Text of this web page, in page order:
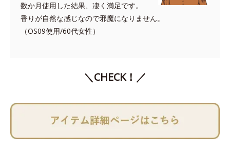
数か月使用した結果、凄く満足です。
香りが自然な感じなので邪魔になりません。
（OS09使用/60代女性）
＼CHECK！／